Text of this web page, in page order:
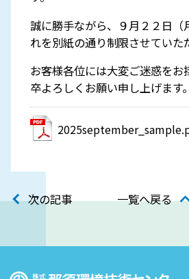
誠に勝手ながら、９月２２日（
れを別紙の通り制限させていた
お客様各位には大変ご迷惑をお
卒よろしくお願い申し上げます。
次の記事 一覧へ戻る